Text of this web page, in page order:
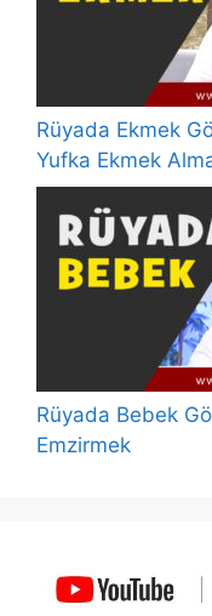
Rüyada Ekmek
Yufka Ekmek
Rüyada Bebek
Emzirmek